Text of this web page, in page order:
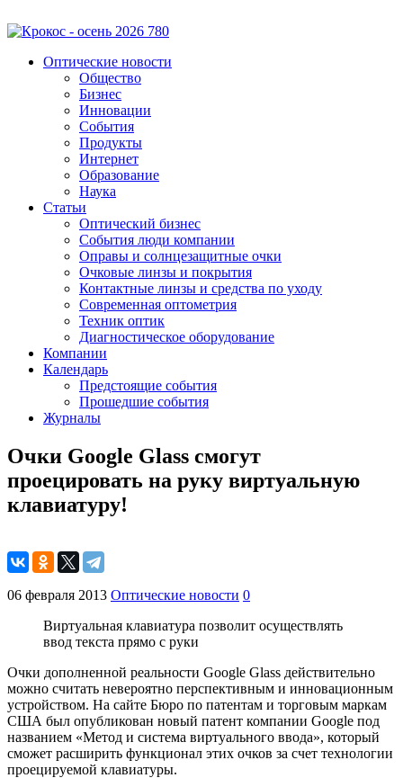
Оптические новости
Общество
Бизнес
Инновации
События
Продукты
Интернет
Образование
Наука
Статьи
Оптический бизнес
События люди компании
Оправы и солнцезащитные очки
Очковые линзы и покрытия
Контактные линзы и средства по уходу
Современная оптометрия
Техник оптик
Диагностическое оборудование
Компании
Календарь
Предстоящие события
Прошедшие события
Журналы
Очки Google Glass смогут
проецировать на руку виртуальную
клавиатуру!
06 февраля 2013 Оптические новости 0
Виртуальная клавиатура позволит осуществлять
ввод текста прямо с руки
Очки дополненной реальности Google Glass действительно
можно считать невероятно перспективным и инновационным
устройством. На сайте Бюро по патентам и торговым маркам
США был опубликован новый патент компании Google под
названием «Метод и система виртуального ввода», который
сможет расширить функционал этих очков за счет технологии
проецируемой клавиатуры.